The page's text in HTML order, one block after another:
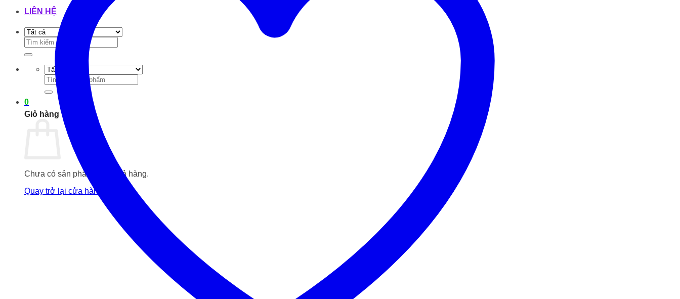
LIÊN HỆ
Tìm
kiếm:
Tìm
kiếm:
0
Giỏ hàng
Chưa có sản phẩm trong giỏ hàng.
Quay trở lại cửa hàng